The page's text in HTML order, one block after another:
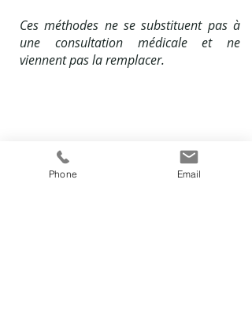
Ces méthodes ne se substituent pas à
une consultation médicale et ne
viennent pas la remplacer.
Phone Email